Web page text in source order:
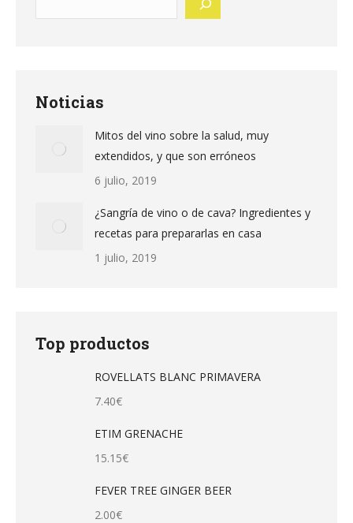
Noticias
Mitos del vino sobre la salud, muy
extendidos, y que son erróneos
6 julio, 2019
¿Sangría de vino o de cava? Ingredientes y
recetas para prepararlas en casa
1 julio, 2019
Top productos
ROVELLATS BLANC PRIMAVERA
7.40€
ETIM GRENACHE
15.15€
FEVER TREE GINGER BEER
2.00€